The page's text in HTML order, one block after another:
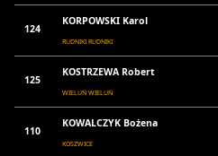
124
KORPOWSKI Karol
RUDNIKI RUDNIKI
125
KOSTRZEWA Robert
WIELUŃ WIELUŃ
110
KOWALCZYK Bożena
KOSZWICE